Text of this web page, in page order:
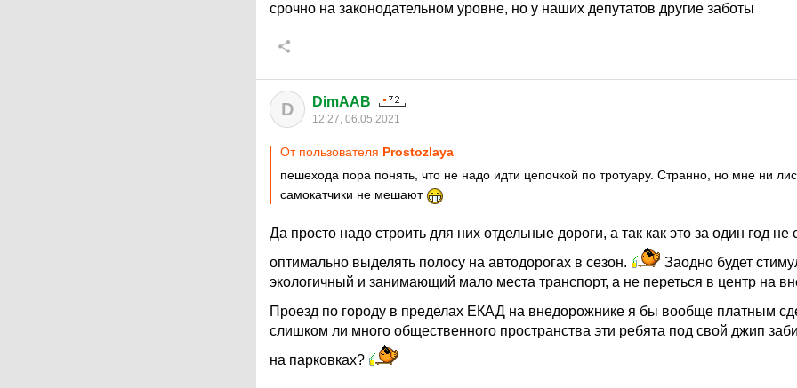
срочно на законодательном уровне, но у наших депутатов другие заботы
D DimAAB
12:27, 06.05.2021
От пользователя Prostozlaya
пешехода пора понять, что не надо идти цепочкой по тротуару. Странно, но мне ни
самокатчики не мешают
Да просто надо строить для них отдельные дороги, а так как это за один год не
оптимально выделять полосу на автодорогах в сезон.
Заодно будет
экологичный и занимающий мало места транспорт, а не переться в центр на
Проезд по городу в пределах ЕКАД на внедорожнике я бы вообще платным
слишком ли много общественного пространства эти ребята под свой джип
на парковках?